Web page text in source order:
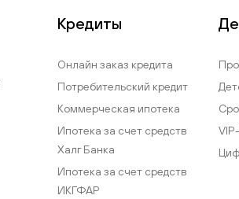
Кредиты
Онлайн заказ кредита
Потребительский кредит
Коммерческая ипотека
Ипотека за счет средств
Халг Банка
Ипотека за счет средств
ИКГФАР